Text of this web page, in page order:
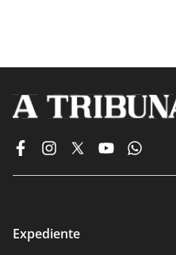
Expediente